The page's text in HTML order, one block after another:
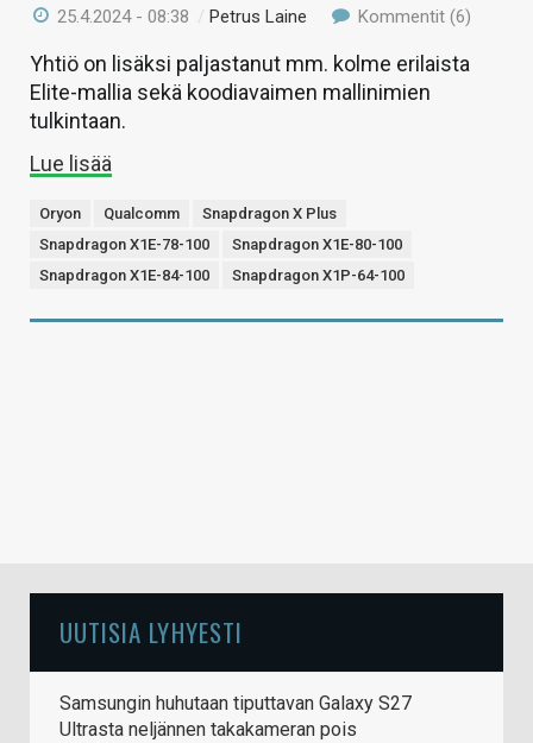
25.4.2024 - 08:38 /Petrus Laine Kommentit (6)
Yhtiö on lisäksi paljastanut mm. kolme erilaista
Elite-mallia sekä koodiavaimen mallinimien
tulkintaan.
Lue lisää
Oryon Qualcomm
Snapdragon X Plus
Snapdragon X1E-78-100
Snapdragon X1E-80-100
Snapdragon X1E-84-100
Snapdragon X1P-64-100
UUTISIA LYHYESTI
Samsungin huhutaan tiputtavan Galaxy S27
Ultrasta neljännen takakameran pois